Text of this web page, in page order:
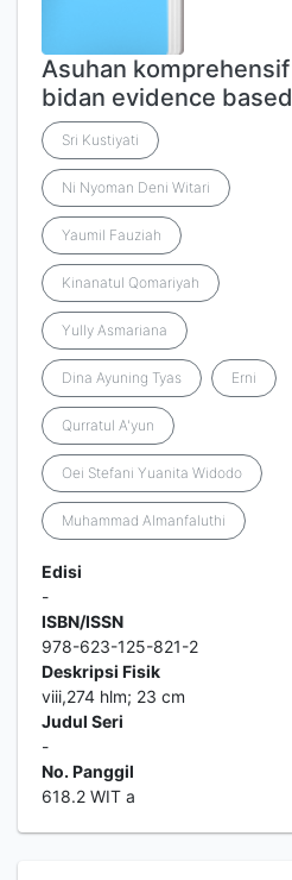
Asuhan komprehensif
bidan evidence based
Sri Kustiyati
Ni Nyoman Deni Witari
Yaumil Fauziah
Kinanatul Qomariyah
Yully Asmariana
Dina Ayuning Tyas Erni
Qurratul A'yun
Oei Stefani Yuanita Widodo
Muhammad Almanfaluthi
Edisi
-
ISBN/ISSN
978-623-125-821-2
Deskripsi Fisik
viii,274 hlm; 23 cm
Judul Seri
-
No. Panggil
618.2 WIT a